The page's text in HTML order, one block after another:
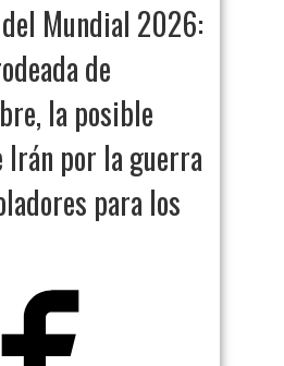
Mundial 2026:
de
la posible
Irán por la guerra
para los